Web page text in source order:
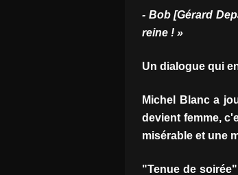
- Bob [Gérard
reine ! »
Un dialogue qui
Michel Blanc a
devient femme,
misérable et une
"Tenue de